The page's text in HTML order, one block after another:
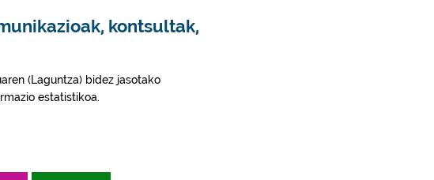
kontsultak,
(Laguntza) bidez jasotako
estatistikoa.